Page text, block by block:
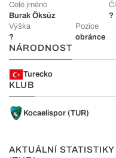
Celé jméno
Burak Öksüz
?
Výška
?
Pozice
obránce
NÁRODNOST
Turecko
KLUB
Kocaelispor (TUR)
AKTUÁLNÍ